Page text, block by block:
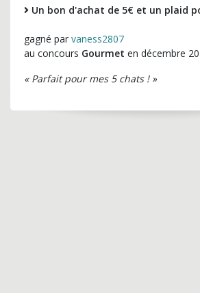
Un bon d'achat de 5€ et un plaid
gagné par vaness2807
au concours Gourmet en décembre
« Parfait pour mes 5 chats ! »